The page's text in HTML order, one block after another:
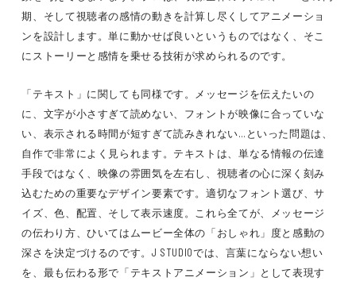
期、そして視聴者の感情の動きを計算し尽くしてアニメーショ
ンを設計します。単に動かせば良いというものではなく、そこ
にストーリーと感情を乗せる技術が求められるのです。
「テキスト」に関しても同様です。メッセージを伝えたいの
に、文字が小さすぎて読めない、フォントが映像に合っていな
い、表示される時間が短すぎて読みきれない…といった問題は、
自作で非常によく見られます。テキストは、単なる情報の伝達
手段ではなく、映像の雰囲気を左右し、視聴者の心に深く刻み
込むための重要なデザイン要素です。適切なフォント選び、サ
イズ、色、配置、そして表示速度。これら全てが、メッセージ
の伝わり方、ひいてはムービー全体の「おしゃれ」度と感動の
深さを決定づけるのです。J STUDIOでは、言葉にならない想い
を、最も伝わる形で「テキストアニメーション」として表現す